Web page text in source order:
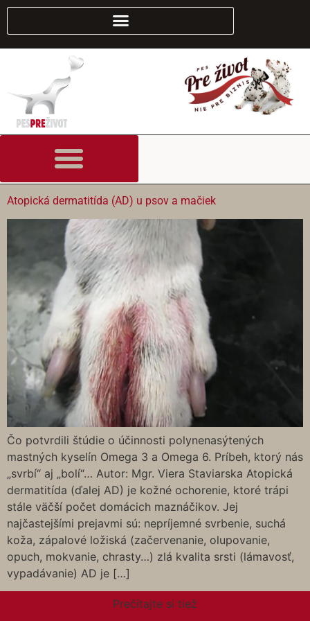
content
Atopická dermatitída (AD) u psov a mačiek
Čo potvrdili štúdie o účinnosti polynenasýtených
mastných kyselín Omega 3 a Omega 6. Príbeh, ktorý nás
„svrbí“ aj „bolí“… Autor: Mgr. Viera Staviarska Atopická
dermatitída (ďalej AD) je kožné ochorenie, ktoré trápi
stále väčší počet domácich maznáčikov. Jej
najčastejšími prejavmi sú: nepríjemné svrbenie, suchá
koža, zápalové ložiská (začervenanie, olupovanie,
opuch, mokvanie, chrasty…) zlá kvalita srsti (lámavosť,
vypadávanie) AD je […]
Prečítajte si tiež